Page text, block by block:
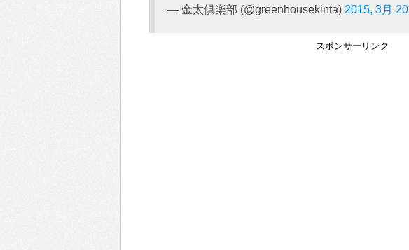
— 金太倶楽部 (@greenhousekinta) 2015, 3月 20
スポンサーリンク